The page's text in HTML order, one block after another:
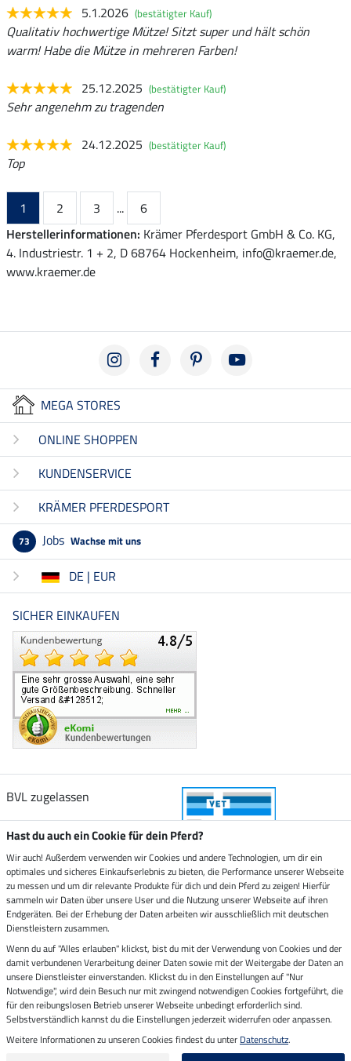
5.1.2026 (bestätigter Kauf)
Qualitativ hochwertige Mütze! Sitzt super und hält schön
warm! Habe die Mütze in mehreren Farben!
25.12.2025 (bestätigter Kauf)
Sehr angenehm zu tragenden
24.12.2025 (bestätigter Kauf)
Top
1 2 3 ...
6
Herstellerinformationen: Krämer Pferdesport GmbH & Co. KG,
4. Industriestr. 1 + 2, D 68764 Hockenheim, info@kraemer.de,
www.kraemer.de
MEGA STORES
ONLINE SHOPPEN
KUNDENSERVICE
KRÄMER PFERDESPORT
73 Jobs Wachse mit uns
DE | EUR
SICHER EINKAUFEN
BVL zugelassen
Zustellung durch
Sicher bezahlen mit
Rechnung Vorkasse
Impressum
Letzte Aktualisierung am 05.08.2026 um 15:35
Hast du auch ein Cookie für dein Pferd?
Wir auch! Außerdem verwenden wir Cookies und andere Technologien, um dir ein
optimales und sicheres Einkaufserlebnis zu bieten, die Performance unserer Webseite
zu messen und um dir relevante Produkte für dich und dein Pferd zu zeigen! Hierfür
sammeln wir Daten über unsere User und die Nutzung unserer Webseite auf ihren
Endgeräten. Bei der Erhebung der Daten arbeiten wir ausschließlich mit deutschen
Dienstleistern zusammen.
Wenn du auf "Alles erlauben" klickst, bist du mit der Verwendung von Cookies und der
damit verbundenen Verarbeitung deiner Daten sowie mit der Weitergabe der Daten an
unsere Dienstleister einverstanden. Klickst du in den Einstellungen auf "Nur
Notwendige", wird dein Besuch nur mit zwingend notwendigen Cookies fortgeführt, die
für den reibungslosen Betrieb unserer Webseite unbedingt erforderlich sind.
Selbstverständlich kannst du die Einstellungen jederzeit widerrufen oder anpassen.
Weitere Informationen zu unseren Cookies findest du unter Datenschutz.